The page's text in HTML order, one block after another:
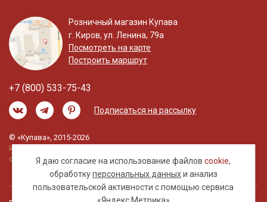
Я даю согласие на использование файловcookie,
обработкуперсональных данныхи анализ
пользовательской активности с помощью сервиса
Розничный магазин Купава
г. Киров, ул. Ленина, 79а
Посмотреть на карте
Построить маршрут
+7 (800) 533-75-43
Подписаться на рассылку
© «Купава», 2015-2026
Информация на сайте не является публичной
офертой.